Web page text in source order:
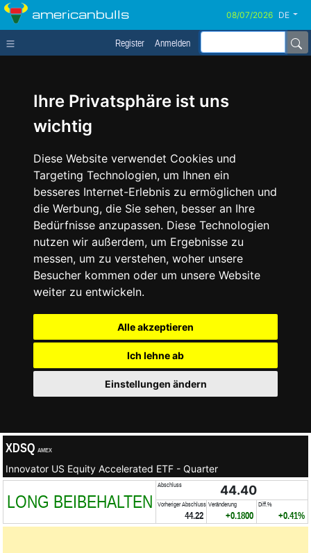
Ihre Privatsphäre ist uns
wichtig
Diese Website verwendet Cookies und
Targeting Technologien, um Ihnen ein
besseres Internet-Erlebnis zu ermöglichen und
die Werbung, die Sie sehen, besser an Ihre
Bedürfnisse anzupassen. Diese Technologien
nutzen wir außerdem, um Ergebnisse zu
messen, um zu verstehen, woher unsere
Besucher kommen oder um unsere Website
weiter zu entwickeln.
Alle akzeptieren
Ich lehne ab
Einstellungen ändern
americanbulls DE
Register Anmelden
XDSQ AMEX
Innovator US Equity Accelerated ETF - Quarter
LONG BEIBEHALTEN
Abschluss 44.40
Vorheriger Abschluss
44.22
Veränderung
+0.1800
Diff.%
+0.41%